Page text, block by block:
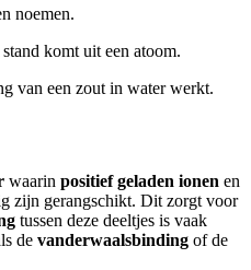
noemen.
komt uit een atoom.
van een zout in water werkt.
waarin positief geladen ionen en
zijn gerangschikt. Dit zorgt voor
tussen deze deeltjes is vaak
de vanderwaalsbinding of de